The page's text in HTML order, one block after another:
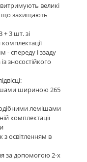
великі
що захищають
+ 3 шт. зі
- спереду і ззаду
зносостійкого
шириною 265
лемішами
комплектації
освітленням в
за допомогою 2-х